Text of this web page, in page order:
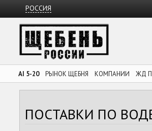
РОССИЯ
AI 5-20 РЫНОК ЩЕБНЯ КОМПАНИИ ЖД
ПОСТАВКИ ПО